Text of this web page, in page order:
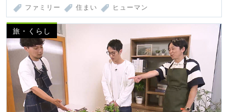
ファミリー 住まい ヒューマン
旅・くらし